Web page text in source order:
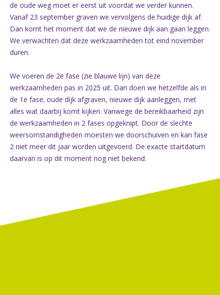
de oude weg moet er eerst uit voordat we verder kunnen.
Vanaf 23 september graven we vervolgens de huidige dijk af.
Dan komt het moment dat we de nieuwe dijk aan gaan leggen.
We verwachten dat deze werkzaamheden tot eind november
duren.
We voeren de 2e fase (zie blauwe lijn) van deze
werkzaamheden pas in 2025 uit. Dan doen we hetzelfde als in
de 1e fase; oude dijk afgraven, nieuwe dijk aanleggen, met
alles wat daarbij komt kijken. Vanwege de bereikbaarheid zijn
de werkzaamheden in 2 fases opgeknipt. Door de slechte
weersomstandigheden moesten we doorschuiven en kan fase
2 niet meer dit jaar worden uitgevoerd. De exacte startdatum
daarvan is op dit moment nog niet bekend.